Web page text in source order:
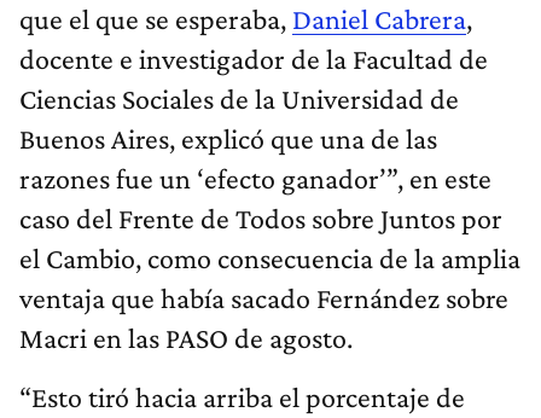
que el que se esperaba, Daniel Cabrera,
docente e investigador de la Facultad de
Ciencias Sociales de la Universidad de
Buenos Aires, explicó que una de las
razones fue un ‘efecto ganador’”, en este
caso del Frente de Todos sobre Juntos por
el Cambio, como consecuencia de la amplia
ventaja que había sacado Fernández sobre
Macri en las PASO de agosto.
“Esto tiró hacia arriba el porcentaje de